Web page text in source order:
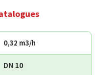
0,32 m3/h
DN 10